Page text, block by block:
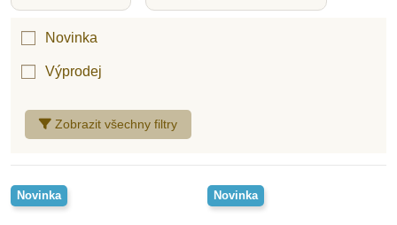
Zobrazit všechny filtry
Novinka
Výprodej
Novinka Novinka